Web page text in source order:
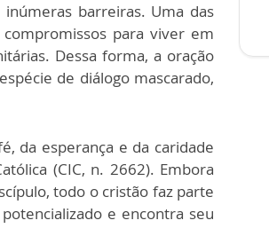
barreiras. Uma das
para viver em
Dessa forma, a oração
de diálogo mascarado,
da esperança e da caridade
(CIC, n. 2662). Embora
todo o cristão faz parte
e encontra seu